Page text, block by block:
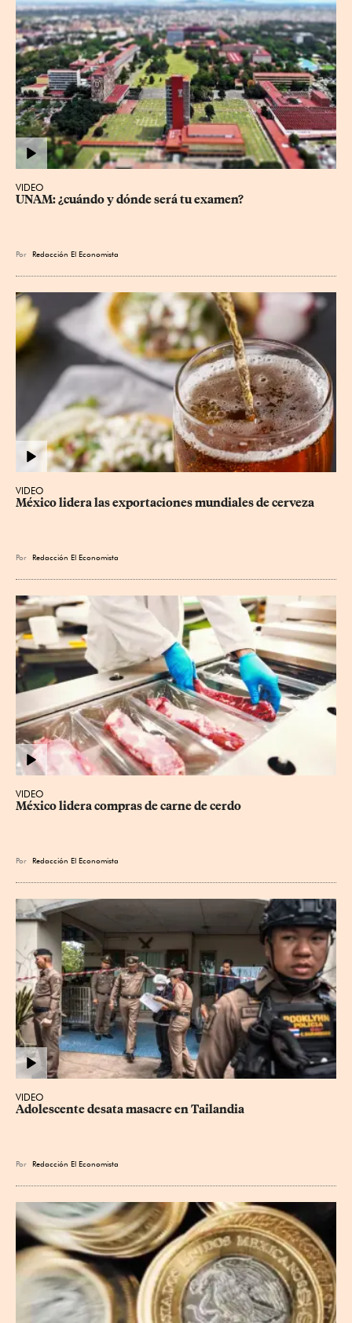
VIDEO
UNAM: ¿cuándo y dónde será tu examen?
Por Redacción El Economista
VIDEO
México lidera las exportaciones mundiales de cerveza
Por Redacción El Economista
VIDEO
México lidera compras de carne de cerdo
Por Redacción El Economista
VIDEO
Adolescente desata masacre en Tailandia
Por Redacción El Economista